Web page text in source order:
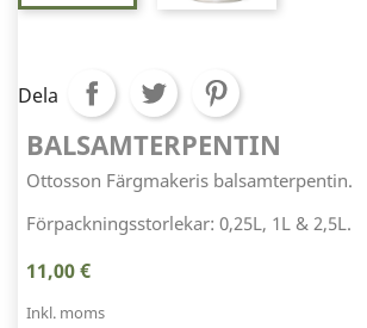
Dela
BALSAMTERPENTIN
Ottosson Färgmakeris balsamterpentin.
Förpackningsstorlekar: 0,25L, 1L & 2,5L.
11,00 €
Inkl. moms